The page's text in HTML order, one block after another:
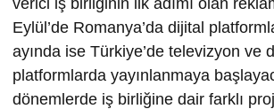
Eylül’de Romanya’da dijital
ayında ise Türkiye’de televizyon ve
platformlarda yayınlanmaya
dönemlerde iş birliğine dair farklı